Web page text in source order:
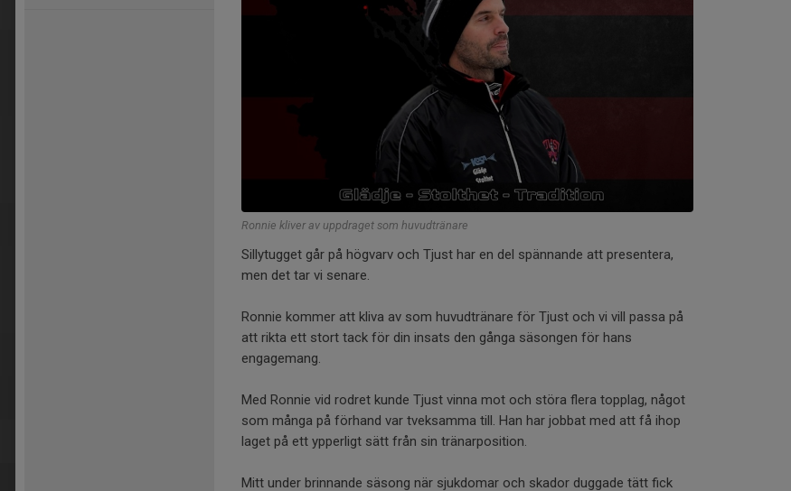
Ronnie kliver av uppdraget som huvudtränare
Sillytugget går på högvarv och Tjust har en del spännande att presentera,
men det tar vi senare.
Ronnie kommer att kliva av som huvudtränare för Tjust och vi vill passa på
att rikta ett stort tack för din insats den gånga säsongen för hans
engagemang.
Med Ronnie vid rodret kunde Tjust vinna mot och störa flera topplag, något
som många på förhand var tveksamma till. Han har jobbat med att få ihop
laget på ett ypperligt sätt från sin tränarposition.
Mitt under brinnande säsong när sjukdomar och skador duggade tätt fick